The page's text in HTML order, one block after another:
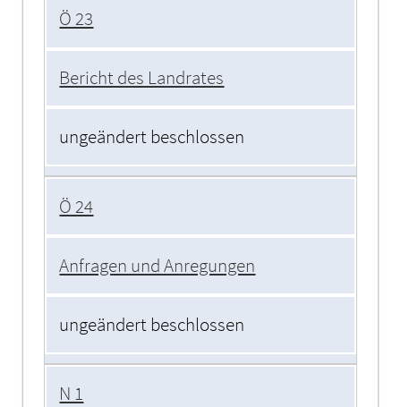
Ö 23
Bericht des Landrates
ungeändert beschlossen
Ö 24
Anfragen und Anregungen
ungeändert beschlossen
N 1